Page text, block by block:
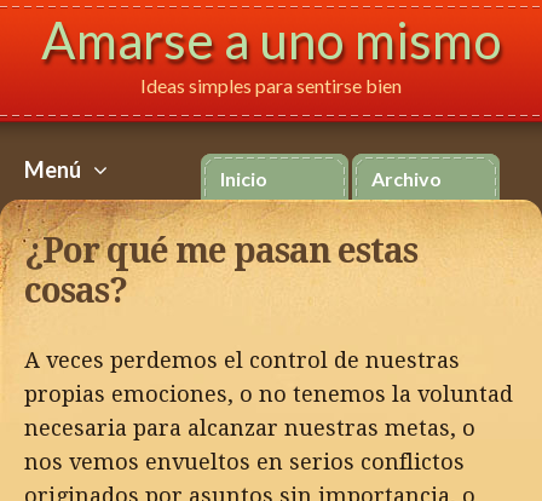
Amarse a uno mismo
Ideas simples para sentirse bien
Menú
Skip
to
content
Inicio Archivo
Français Italiano
¿Por qué me pasan estas
cosas?
A veces perdemos el control de nuestras
propias emociones, o no tenemos la voluntad
necesaria para alcanzar nuestras metas, o
nos vemos envueltos en serios conflictos
originados por asuntos sin importancia, o